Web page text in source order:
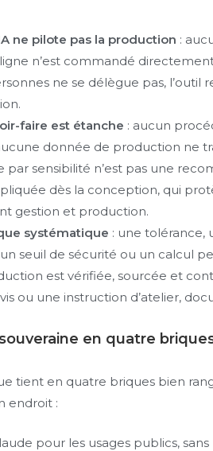
ne pilote pas la production :
n’est commandé
ne se délègue pas, l’outil
faire est étanche : aucun
donnée de production ne
par sensibilité n’est pas une
dès la conception, qui
gestion et production.
systématique : une tolérance,
seuil de sécurité ou un calcul
est vérifiée, sourcée et
ou une instruction d’atelier,
en quatre
tient en quatre briques bien
endroit :
pour les usages publics,